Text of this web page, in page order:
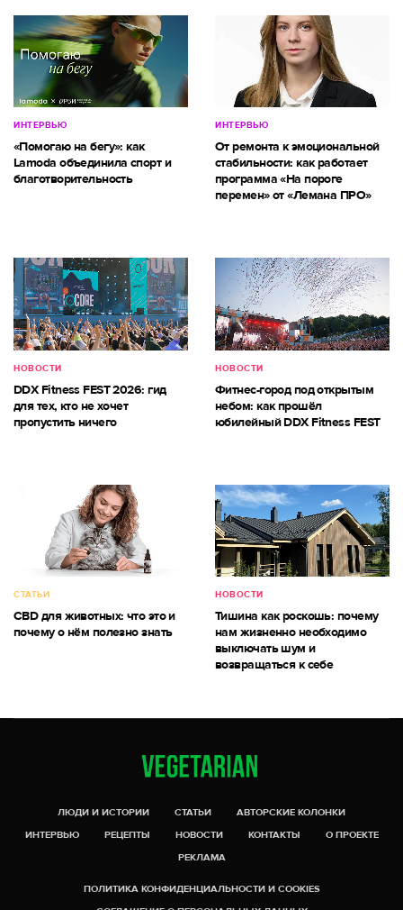
ИНТЕРВЬЮ
«Помогаю на бегу»: как
Lamoda объединила спорт и
благотворительность
ИНТЕРВЬЮ
От ремонта к эмоциональной
стабильности: как работает
программа «На пороге
перемен» от «Лемана ПРО»
НОВОСТИ
DDX Fitness FEST 2026: гид
для тех, кто не хочет
пропустить ничего
НОВОСТИ
Фитнес-город под открытым
небом: как прошёл
юбилейный DDX Fitness FEST
СТАТЬИ
CBD для животных: что это и
почему о нём полезно знать
НОВОСТИ
Тишина как роскошь: почему
нам жизненно необходимо
выключать шум и
возвращаться к себе
ЛЮДИ И ИСТОРИИ СТАТЬИ
АВТОРСКИЕ КОЛОНКИ
ИНТЕРВЬЮ
РЕЦЕПТЫ НОВОСТИ КОНТАКТЫ
О ПРОЕКТЕ
РЕКЛАМА
ПОЛИТИКА КОНФИДЕНЦИАЛЬНОСТИ И COOKIES